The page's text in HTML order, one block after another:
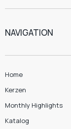
NAVIGATION
Home
Kerzen
Monthly Highlights
Katalog